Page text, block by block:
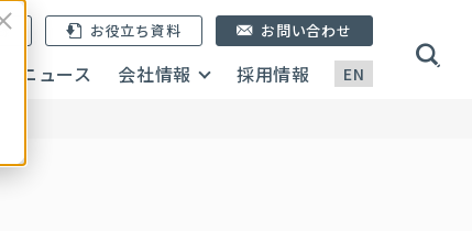
EN
お役立ち資料
ニュース 会社情報 採用情報
お問い合わせ